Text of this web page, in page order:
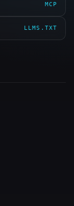
MCP
LLMS.TXT